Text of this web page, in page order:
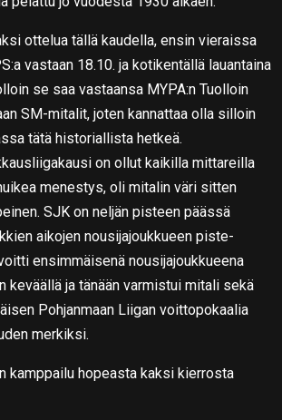
ottelua tällä kaudella, ensin vieraissa
vastaan 18.10. ja kotikentällä lauantaina
se saa vastaansa MYPA:n Tuolloin
SM-mitalit, joten kannattaa olla silloin
tätä historiallista hetkeä.
on ollut kaikilla mittareilla
menestys, oli mitalin väri sitten
SJK on neljän pisteen päässä
aikojen nousijajoukkueen piste-
ensimmäisenä nousijajoukkueena
keväällä ja tänään varmistui mitali sekä
Pohjanmaan Liigan voittopokaalia
merkiksi.
kamppailu hopeasta kaksi kierrosta